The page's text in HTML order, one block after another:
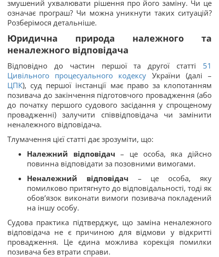
змушений ухвалювати рішення про його заміну. Чи це
означає програш? Чи можна уникнути таких ситуацій?
Розберімося детальніше.
Юридична природа належного та
неналежного відповідача
Відповідно до частин першої та другої статті 51
Цивільного процесуального кодексу України (далі –
ЦПК), суд першої інстанції має право за клопотанням
позивача до закінчення підготовчого провадження (або
до початку першого судового засідання у спрощеному
провадженні) залучити співвідповідача чи замінити
неналежного відповідача.
Тлумачення цієї статті дає зрозуміти, що:
Належний відповідач – це особа, яка дійсно
повинна відповідати за позовними вимогами.
Неналежний відповідач – це особа, яку
помилково притягнуто до відповідальності, тоді як
обов’язок виконати вимоги позивача покладений
на іншу особу.
Судова практика підтверджує, що заміна неналежного
відповідача не є причиною для відмови у відкритті
провадження. Це єдина можлива корекція помилки
позивача без втрати справи.